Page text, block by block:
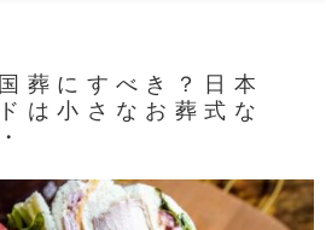
葬にすべき？日本
は小さなお葬式な